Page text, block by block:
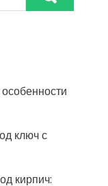
ключ с
кирпич: